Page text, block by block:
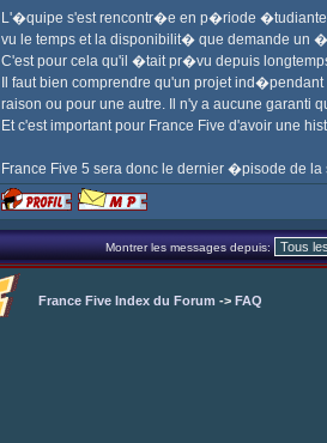
L'�quipe s'est rencontr�e en p�riode
vu le temps et la disponibilit� que demande un
C'est pour cela qu'il �tait pr�vu depuis
Il faut bien comprendre qu'un projet
raison ou pour une autre. Il n'y a aucune garanti
Et c'est important pour France Five d'avoir une
France Five 5 sera donc le dernier �pisode de
Montrer les messages depuis:
France Five Index du Forum -> FAQ